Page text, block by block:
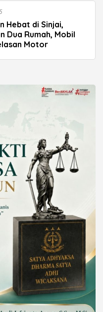
Hebat di Sinjai,
Dua Rumah, Mobil
Motor